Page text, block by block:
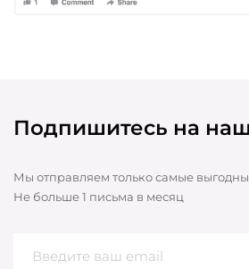
Подпишитесь на
Мы отправляем только самые
Не больше 1 письма в месяц